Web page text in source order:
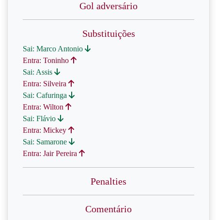
Gol adversário
Substituições
Sai: Marco Antonio
Entra: Toninho
Sai: Assis
Entra: Silveira
Sai: Cafuringa
Entra: Wilton
Sai: Flávio
Entra: Mickey
Sai: Samarone
Entra: Jair Pereira
Penalties
Comentário